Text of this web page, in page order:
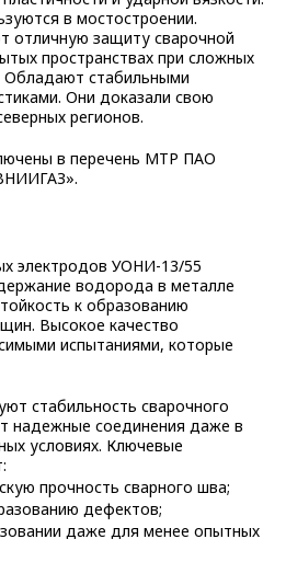
в мостостроении.
отличную защиту сварочной
пространствах при сложных
Обладают стабильными
Они доказали свою
регионов.
в перечень МТР ПАО
электродов УОНИ-13/55
водорода в металле
к образованию
Высокое качество
испытаниями, которые
стабильность сварочного
надежные соединения даже в
условиях. Ключевые
прочность сварного шва;
дефектов;
даже для менее опытных